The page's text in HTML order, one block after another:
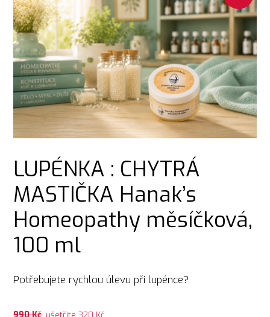
LUPÉNKA : CHYTRÁ
MASTIČKA Hanak’s
Homeopathy měsíčková,
100 ml
Potřebujete rychlou úlevu při lupénce?
990Kč, ušetříte 320 Kč